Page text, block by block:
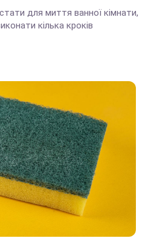
для миття ванної кімнати,
кілька кроків